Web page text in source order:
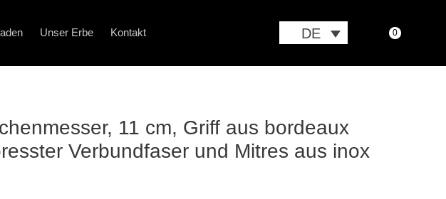
Unser Erbe Kontakt DE 0
11 cm, Griff aus bordeaux
Verbundfaser und Mitres aus inox